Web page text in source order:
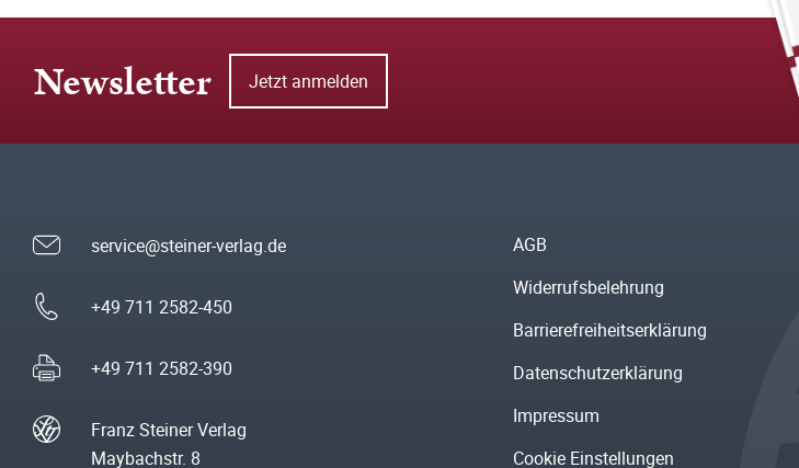
Newsletter Jetzt anmelden
service@steiner-verlag.de
+49 711 2582-450
+49 711 2582-390
Franz Steiner Verlag
Maybachstr. 8
AGB
Widerrufsbelehrung
Barrierefreiheitserklärung
Datenschutzerklärung
Impressum
Cookie Einstellungen